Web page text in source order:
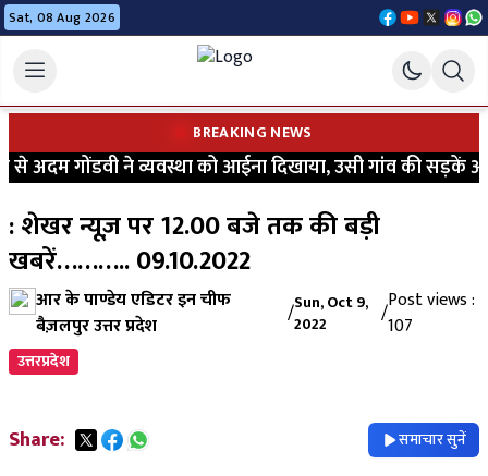
Sat, 08 Aug 2026
BREAKING NEWS
अदम गोंडवी ने व्यवस्था को आईना दिखाया, उसी गांव की सड़कें
: शेखर न्यूज़ पर 12.00 बजे तक की बड़ी
खबरें……….. 09.10.2022
आर के पाण्डेय एडिटर इन चीफ
बैज़लपुर उत्तर प्रदेश
/Sun, Oct 9,
2022
/Post views :
107
उत्तरप्रदेश
Share: समाचार सुनें